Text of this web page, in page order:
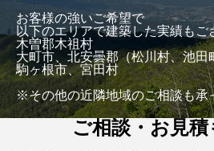
お客様の強いご希望で
以下のエリアで建築した実績もご
木曽郡木祖村
大町市、北安曇郡（松川村、池田
駒ヶ根市、宮田村
※その他の近隣地域のご相談も承
ご相談・お見